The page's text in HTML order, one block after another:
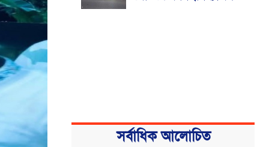
সর্বাধিক আলোচিত